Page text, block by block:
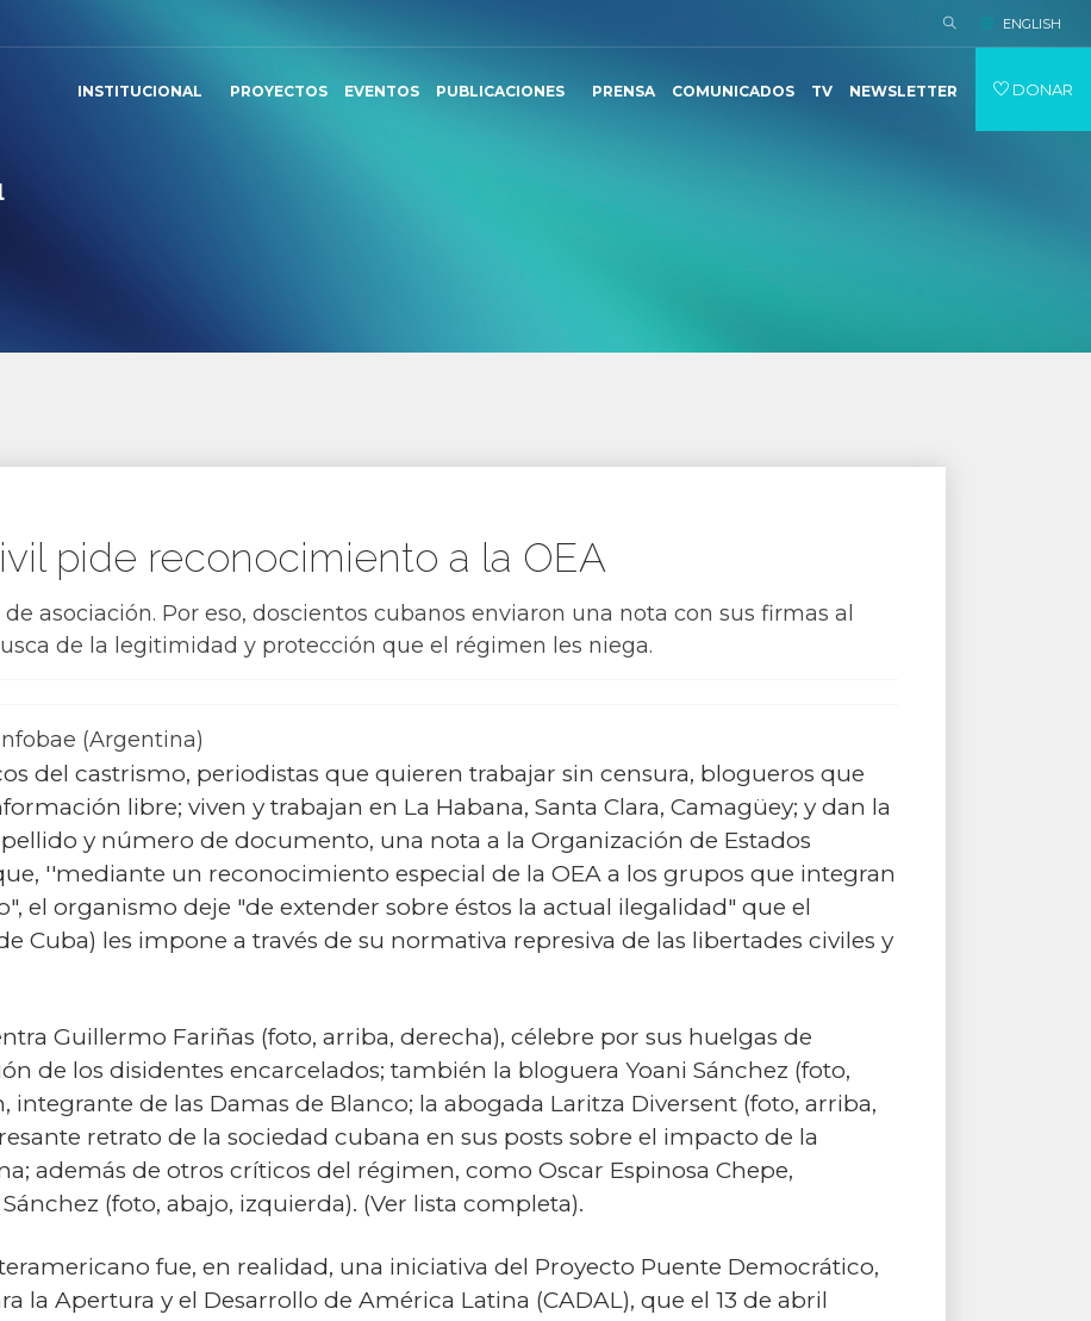
ENGLISH
INSTITUCIONAL PROYECTOS EVENTOS PUBLICACIONES PRENSA COMUNICADOS TV NEWSLETTER DONAR
pide reconocimiento a la OEA
asociación. Por eso, doscientos cubanos enviaron una nota con sus firmas al
de la legitimidad y protección que el régimen les niega.
(Argentina)
del castrismo, periodistas que quieren trabajar sin censura, blogueros que
libre; viven y trabajan en La Habana, Santa Clara, Camagüey; y dan la
y número de documento, una nota a la Organización de Estados
''mediante un reconocimiento especial de la OEA a los grupos que integran
el organismo deje "de extender sobre éstos la actual ilegalidad" que el
Cuba) les impone a través de su normativa represiva de las libertades civiles y
Guillermo Fariñas (foto, arriba, derecha), célebre por sus huelgas de
de los disidentes encarcelados; también la bloguera Yoani Sánchez (foto,
integrante de las Damas de Blanco; la abogada Laritza Diversent (foto, arriba,
retrato de la sociedad cubana en sus posts sobre el impacto de la
además de otros críticos del régimen, como Oscar Espinosa Chepe,
(foto, abajo, izquierda). (Ver lista completa).
fue, en realidad, una iniciativa del Proyecto Puente Democrático,
la Apertura y el Desarrollo de América Latina (CADAL), que el 13 de abril